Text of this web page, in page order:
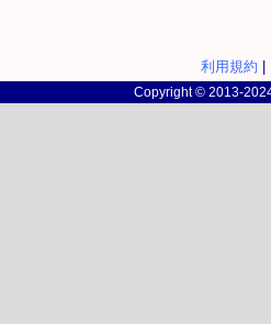
利用規約
Copyright © 2013-